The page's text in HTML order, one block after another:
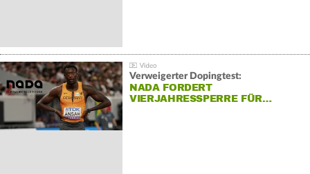
Verweigerter Dopingtest:
NADA FORDERT
VIERJAHRESSPERRE FÜR…